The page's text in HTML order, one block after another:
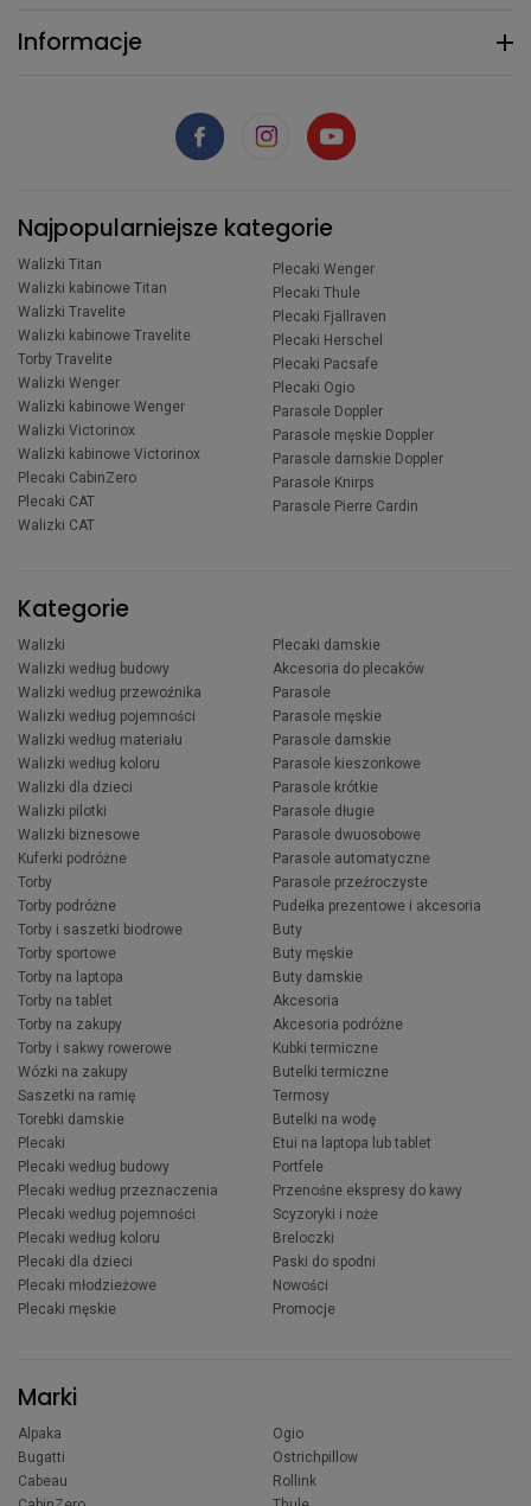
Informacje
Najpopularniejsze kategorie
Walizki Titan
Walizki kabinowe Titan
Walizki Travelite
Walizki kabinowe Travelite
Torby Travelite
Walizki Wenger
Walizki kabinowe Wenger
Walizki Victorinox
Walizki kabinowe Victorinox
Plecaki CabinZero
Plecaki CAT
Walizki CAT
Plecaki Wenger
Plecaki Thule
Plecaki Fjallraven
Plecaki Herschel
Plecaki Pacsafe
Plecaki Ogio
Parasole Doppler
Parasole męskie Doppler
Parasole damskie Doppler
Parasole Knirps
Parasole Pierre Cardin
Kategorie
Walizki
Walizki według budowy
Walizki według przewoźnika
Walizki według pojemności
Walizki według materiału
Walizki według koloru
Walizki dla dzieci
Walizki pilotki
Walizki biznesowe
Kuferki podróżne
Torby
Torby podróżne
Torby i saszetki biodrowe
Torby sportowe
Torby na laptopa
Torby na tablet
Torby na zakupy
Torby i sakwy rowerowe
Wózki na zakupy
Saszetki na ramię
Torebki damskie
Plecaki
Plecaki według budowy
Plecaki według przeznaczenia
Plecaki według pojemności
Plecaki według koloru
Plecaki dla dzieci
Plecaki młodzieżowe
Plecaki męskie
Plecaki damskie
Akcesoria do plecaków
Parasole
Parasole męskie
Parasole damskie
Parasole kieszonkowe
Parasole krótkie
Parasole długie
Parasole dwuosobowe
Parasole automatyczne
Parasole przeźroczyste
Pudełka prezentowe i akcesoria
Buty
Buty męskie
Buty damskie
Akcesoria
Akcesoria podróżne
Kubki termiczne
Butelki termiczne
Termosy
Butelki na wodę
Etui na laptopa lub tablet
Portfele
Przenośne ekspresy do kawy
Scyzoryki i noże
Breloczki
Paski do spodni
Nowości
Promocje
Marki
Alpaka
Bugatti
Cabeau
Ogio
Ostrichpillow
Rollink